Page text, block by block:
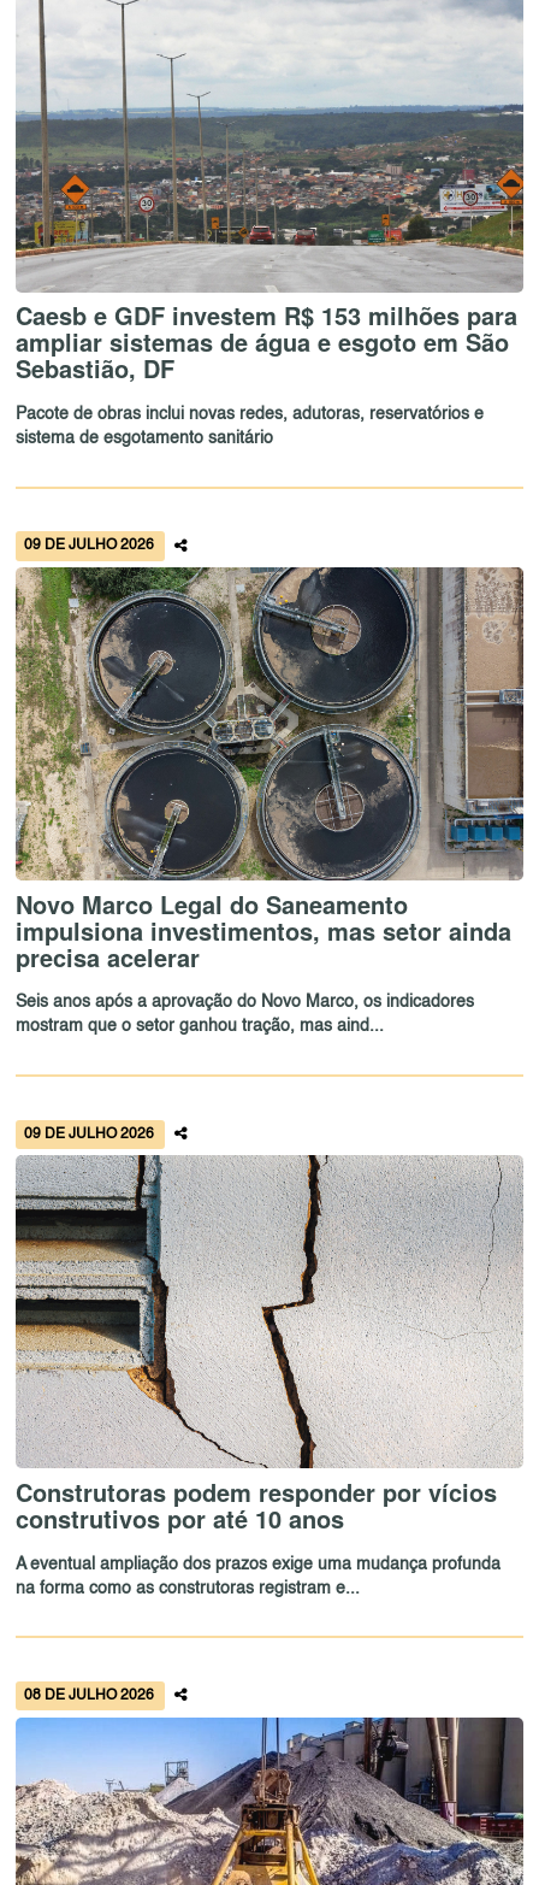
Caesb e GDF investem R$ 153 milhões para
ampliar sistemas de água e esgoto em São
Sebastião, DF
Pacote de obras inclui novas redes, adutoras, reservatórios e
sistema de esgotamento sanitário
09 DE JULHO 2026
Novo Marco Legal do Saneamento
impulsiona investimentos, mas setor ainda
precisa acelerar
Seis anos após a aprovação do Novo Marco, os indicadores
mostram que o setor ganhou tração, mas aind...
09 DE JULHO 2026
Construtoras podem responder por vícios
construtivos por até 10 anos
A eventual ampliação dos prazos exige uma mudança profunda
na forma como as construtoras registram e...
08 DE JULHO 2026